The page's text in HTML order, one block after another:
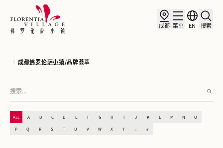
成都 菜单 EN 搜索
成都佛罗伦萨小镇/品牌荟萃
ALL A B C D E F G H K M N O
P Q R S T U V W X Y Z #